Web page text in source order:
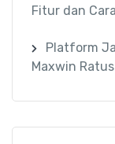
Fitur dan
Platform
Maxwin